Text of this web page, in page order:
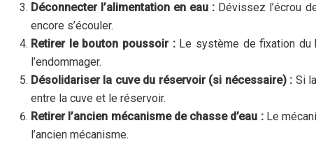
Déconnecter l’alimentation en eau : Dévissez l’écrou
encore s’écouler.
Retirer le bouton poussoir : Le système de fixation
l’endommager.
Désolidariser la cuve du réservoir (si nécessaire) : Si
entre la cuve et le réservoir.
Retirer l’ancien mécanisme de chasse d’eau : Le
l’ancien mécanisme.